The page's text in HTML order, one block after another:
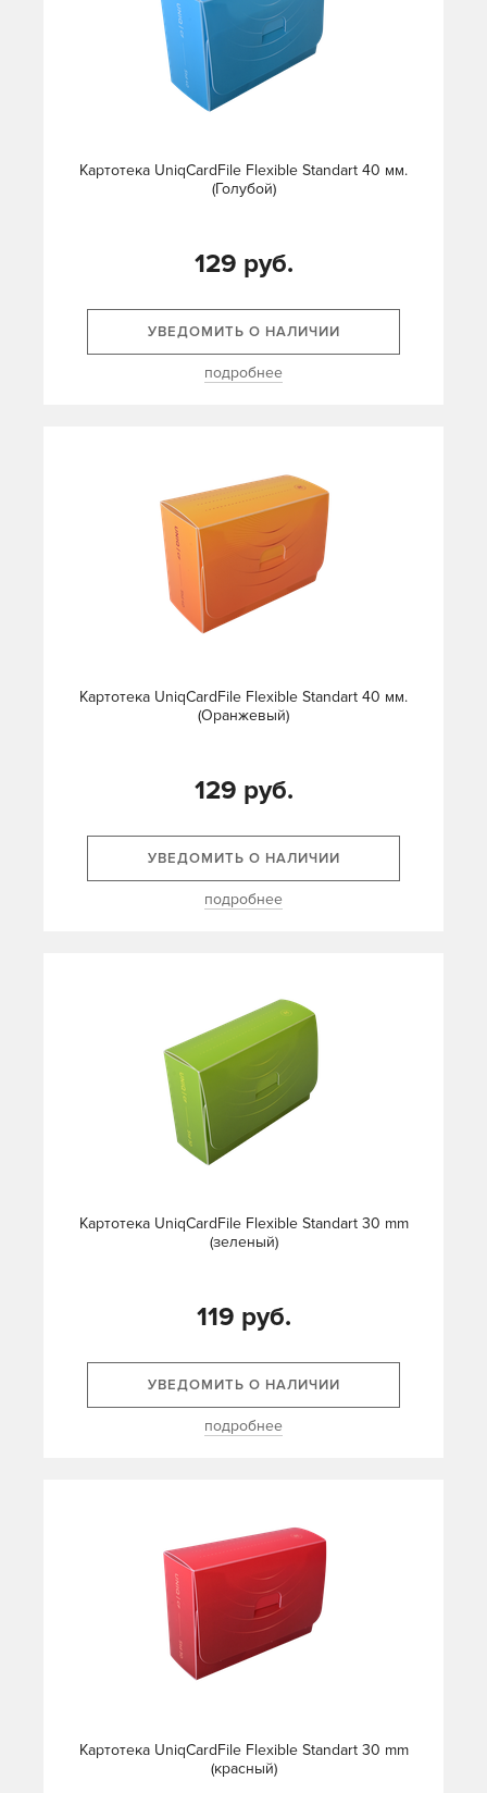
Картотека UniqCardFile Flexible Standart 40 мм.
(Голубой)
129 руб.
УВЕДОМИТЬ О НАЛИЧИИ
подробнее
Картотека UniqCardFile Flexible Standart 40 мм.
(Оранжевый)
129 руб.
УВЕДОМИТЬ О НАЛИЧИИ
подробнее
Картотека UniqCardFile Flexible Standart 30 mm
(зеленый)
119 руб.
УВЕДОМИТЬ О НАЛИЧИИ
подробнее
Картотека UniqCardFile Flexible Standart 30 mm
(красный)